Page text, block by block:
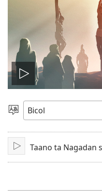
I-
play
an
video
Pumili
Lengguwahe
I-
play
Taano ta Nagadan